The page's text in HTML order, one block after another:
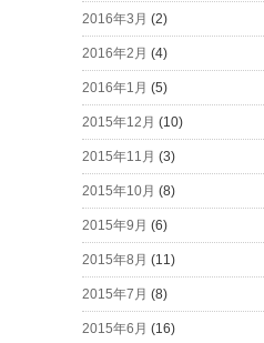
2016年3月 (2)
2016年2月 (4)
2016年1月 (5)
2015年12月 (10)
2015年11月 (3)
2015年10月 (8)
2015年9月 (6)
2015年8月 (11)
2015年7月 (8)
2015年6月 (16)